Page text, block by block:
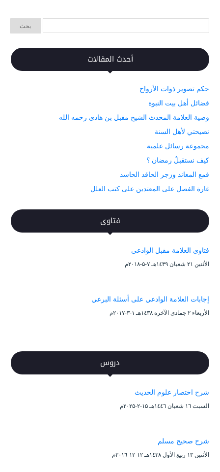
أحدث المقالات
حكم تصوير ذوات الأرواح
فضائل أهل بيت النبوة
وصية العلامة المحدث الشيخ مقبل بن هادي رحمه الله
نصيحتي لأهل السنة
مجموعة رسائل علمية
كيف نستقبلُ رمضان ؟
قمع المعاند وزجر الحاقد الحاسد
غارة الفصل على المعتدين على كتب العلل
فتاوى
فتاوى العلامة مقبل الوادعي
الأثنين ۲۱ شعبان ۱٤۳۹هـ ۷-۵-۲۰۱۸م
إجابات العلامة الوادعي على أسئلة البرعي
الأربعاء ۲ جمادى الآخرة ۱٤۳۸هـ ۱-۳-۲۰۱۷م
دروس
شرح اختصار علوم الحديث
السبت ۱٦ شعبان ۱٤٤٦هـ ۱۵-۲-۲۰۲۵م
شرح صحيح مسلم
الأثنين ۱۳ ربيع الأول ۱٤۳۸هـ ۱۲-۱۲-۲۰۱٦م